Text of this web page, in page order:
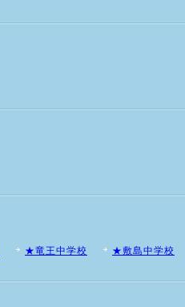
★竜王中学校 ★敷島中学校